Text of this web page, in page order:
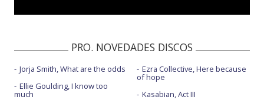
PRO. NOVEDADES DISCOS
Jorja Smith, What are the odds
Ellie Goulding, I know too
much
Ezra Collective, Here because
of hope
Kasabian, Act III